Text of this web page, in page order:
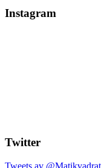
Instagram
Twitter
Tweets av @Matikvadrat